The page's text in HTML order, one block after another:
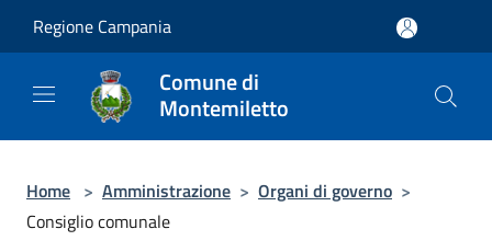
Regione Campania
Comune di
Montemiletto
Home > Amministrazione > Organi di governo >
Consiglio comunale